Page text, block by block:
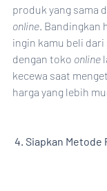
produk yang sama
online . Bandingkan
ingin kamu beli
dengan toko online
kecewa saat
harga yang lebih
4. Siapkan Metode